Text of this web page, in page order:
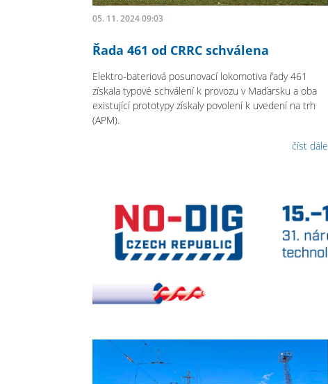
05. 11. 2024 09:03
Řada 461 od CRRC schválena
Elektro-bateriová posunovací lokomotiva řady 461
získala typové schválení k provozu v Maďarsku a oba
existující prototypy získaly povolení k uvedení na trh
(APM).
číst dále